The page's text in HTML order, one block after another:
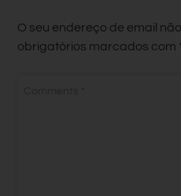
O seu endereço de email
obrigatórios marcados com